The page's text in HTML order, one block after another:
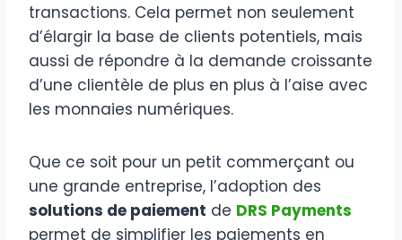
transactions. Cela permet non seulement
d’élargir la base de clients potentiels, mais
aussi de répondre à la demande croissante
d’une clientèle de plus en plus à l’aise avec
les monnaies numériques.
Que ce soit pour un petit commerçant ou
une grande entreprise, l’adoption des
solutions de paiement de DRS Payments
permet de simplifier les paiements en